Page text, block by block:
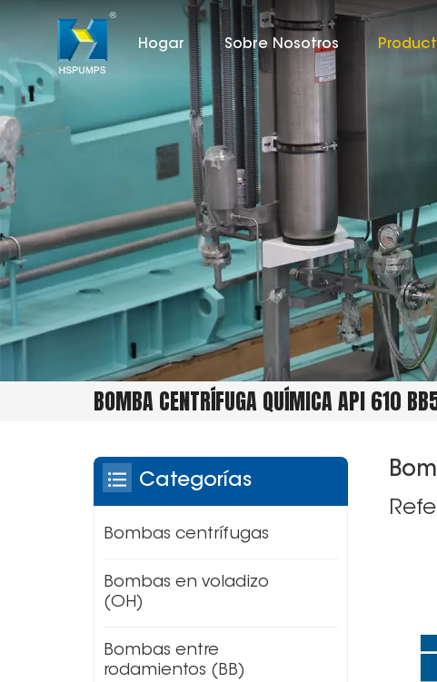
Hogar Sobre Nosotros
BOMBA CENTRÍFUGA QUÍMICA API 610
Categorías
Bombas centrífugas
Bombas en voladizo
(OH)
Bombas entre
rodamientos (BB)